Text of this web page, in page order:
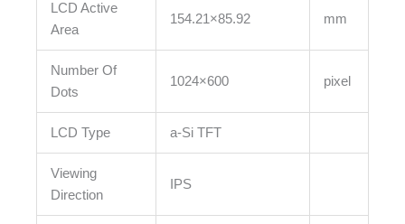
LCD Active
Area
154.21×85.92 mm
Number Of
Dots
1024×600 pixel
LCD Type a-Si TFT
Viewing
Direction
IPS